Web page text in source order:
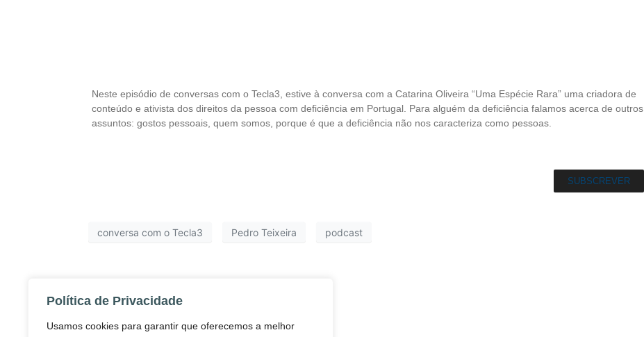
Política de Privacidade
Usamos cookies para garantir que oferecemos a melhor
Neste episódio de conversas com o Tecla3, estive à conversa com a Catarina Oliveira “Uma Espécie Rara” uma criadora de
conteúdo e ativista dos direitos da pessoa com deficiência em Portugal. Para alguém da deficiência falamos acerca de outros
assuntos: gostos pessoais, quem somos, porque é que a deficiência não nos caracteriza como pessoas.
SUBSCREVER
conversa com o Tecla3 Pedro Teixeira podcast